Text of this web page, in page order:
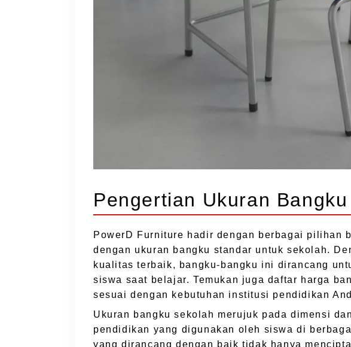
Pengertian Ukuran
PowerD Furniture hadir dengan berbagai pilihan
dengan ukuran bangku standar untuk sekolah.
kualitas terbaik, bangku-bangku ini dirancang
siswa saat belajar. Temukan juga daftar harga
sesuai dengan kebutuhan institusi pendidikan
Ukuran bangku sekolah merujuk pada dimensi
pendidikan yang digunakan oleh siswa di
yang dirancang dengan baik tidak hanya